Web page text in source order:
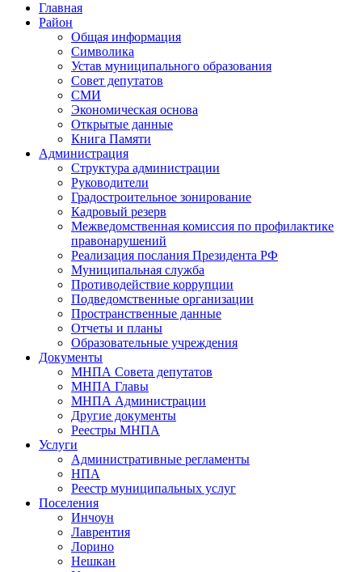
Главная
Район
Общая информация
Символика
Устав муниципального образования
Совет депутатов
СМИ
Экономическая основа
Открытые данные
Книга Памяти
Администрация
Структура администрации
Руководители
Градостроительное зонирование
Кадровый резерв
Межведомственная комиссия по профилактике
правонарушений
Реализация послания Президента РФ
Муниципальная служба
Противодействие коррупции
Подведомственные организации
Пространственные данные
Отчеты и планы
Образовательные учреждения
Документы
МНПА Совета депутатов
МНПА Главы
МНПА Администрации
Другие документы
Реестры МНПА
Услуги
Административные регламенты
НПА
Реестр муниципальных услуг
Поселения
Инчоун
Лаврентия
Лорино
Нешкан